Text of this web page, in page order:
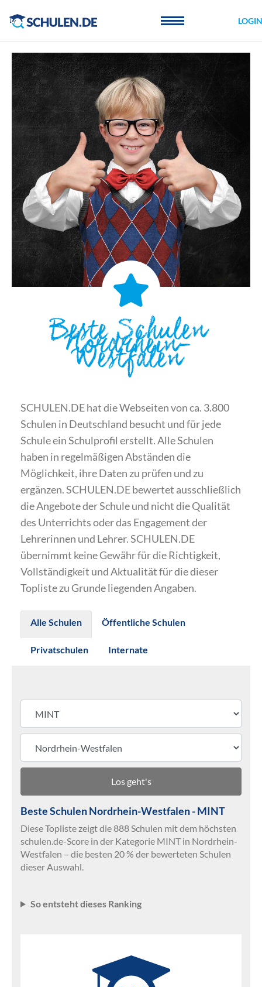
LOGIN
Beste Schulen
Nordrhein-
Westfalen
SCHULEN.DE hat die Webseiten von ca. 3.800
Schulen in Deutschland besucht und für jede
Schule ein Schulprofil erstellt. Alle Schulen
haben in regelmäßigen Abständen die
Möglichkeit, ihre Daten zu prüfen und zu
ergänzen. SCHULEN.DE bewertet ausschließlich
die Angebote der Schule und nicht die Qualität
des Unterrichts oder das Engagement der
Lehrerinnen und Lehrer. SCHULEN.DE
übernimmt keine Gewähr für die Richtigkeit,
Vollständigkeit und Aktualität für die dieser
Topliste zu Grunde liegenden Angaben.
Alle Schulen Öffentliche Schulen
Privatschulen Internate
Los geht's
Beste Schulen Nordrhein-Westfalen - MINT
Diese Topliste zeigt die 888 Schulen mit dem höchsten
schulen.de-Score in der Kategorie MINT in Nordrhein-
Westfalen – die besten 20 % der bewerteten Schulen
dieser Auswahl.
So entsteht dieses Ranking